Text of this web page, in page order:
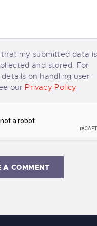
that my submitted data is
and stored. For
on handling user
our Privacy Policy